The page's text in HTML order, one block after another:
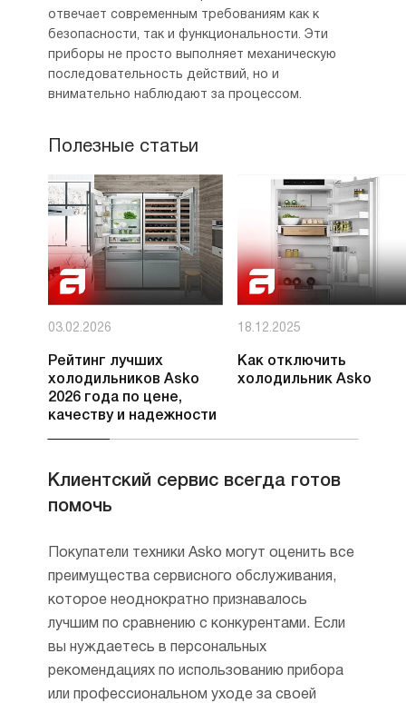
отвечает современным требованиям как к
безопасности, так и функциональности. Эти
приборы не просто выполняет механическую
последовательность действий, но и
внимательно наблюдают за процессом.
Полезные статьи
03.02.2026
Рейтинг лучших
холодильников Asko
2026 года по цене,
качеству и надежности
18.12.2025
Как отключить
холодильник Asko
Клиентский сервис всегда готов
помочь
Покупатели техники Asko могут оценить все
преимущества сервисного обслуживания,
которое неоднократно признавалось
лучшим по сравнению с конкурентами. Если
вы нуждаетесь в персональных
рекомендациях по использованию прибора
или профессиональном уходе за своей